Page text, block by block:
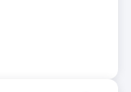
beri arama
trafiğimizde
Twisted Nail